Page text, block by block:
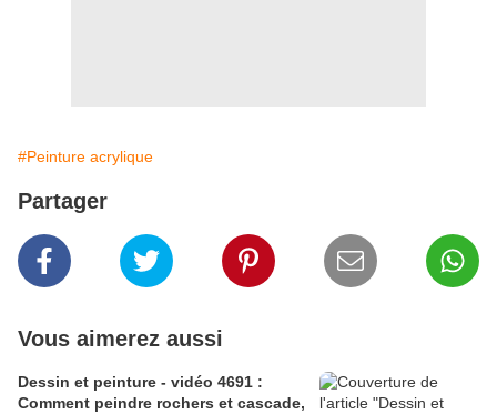
#Peinture acrylique
Partager
Vous aimerez aussi
Dessin et peinture - vidéo 4691 :
Comment peindre rochers et cascade,